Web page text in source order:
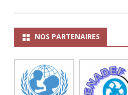
NOS PARTENAIRES